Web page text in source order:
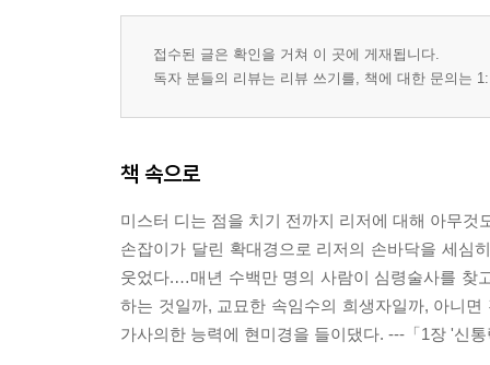
접수된 글은 확인을 거쳐 이 곳에 게재됩니다.
독자 분들의 리뷰는 리뷰 쓰기를, 책에 대한 문의는
책 속으로
미스터 디는 점을 치기 전까지 리저에 대해 아무
손잡이가 달린 확대경으로 리저의 손바닥을 세심
웃었다.…매년 수백만 명의 사람이 심령술사를 찾
하는 것일까, 교묘한 속임수의 희생자일까, 아니
가사의한 능력에 현미경을 들이댔다. ---「1장 '신